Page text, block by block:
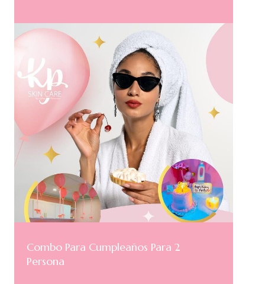
Combo Para Cumpleaños Para 2
Persona